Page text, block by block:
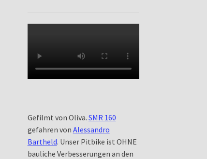
Gefilmt von Oliva. SMR 160
gefahren von Alessandro
Bartheld. Unser Pitbike ist OHNE
bauliche Verbesserungen an den